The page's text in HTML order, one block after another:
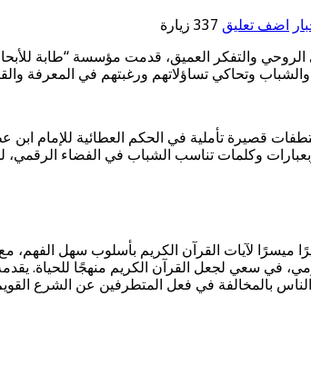
اضف تعليق 337 زيارة
الروحي والتفكر العميق، قدمت مؤسسة “طابة
وتحاكي تساؤلاتهم ورغبتهم في المعرفة
قصيرة تأملية في الحكم العطائية للإمام
وكلمات تناسب الشباب في الفضاء
ميسرًا لآيات القرآن الكريم بأسلوب سهل الفهم،
في سعي لجعل القرآن الكريم منهجًا
بالمخالفة في فعل المتطرفين عن الشرع